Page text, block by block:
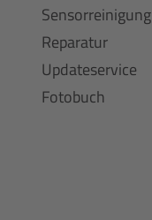
Sensorreinigung
Reparatur
Updateservice
Fotobuch